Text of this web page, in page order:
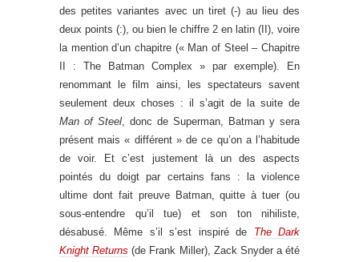
des petites variantes avec un tiret (-) au lieu des
deux points (:), ou bien le chiffre 2 en latin (II), voire
la mention d’un chapitre (« Man of Steel – Chapitre
II : The Batman Complex » par exemple). En
renommant le film ainsi, les spectateurs savent
seulement deux choses : il s’agit de la suite de
Man of Steel, donc de Superman, Batman y sera
présent mais « différent » de ce qu’on a l’habitude
de voir. Et c’est justement là un des aspects
pointés du doigt par certains fans : la violence
ultime dont fait preuve Batman, quitte à tuer (ou
sous-entendre qu’il tue) et son ton nihiliste,
désabusé. Même s’il s’est inspiré de The Dark
Knight Returns (de Frank Miller), Zack Snyder a été